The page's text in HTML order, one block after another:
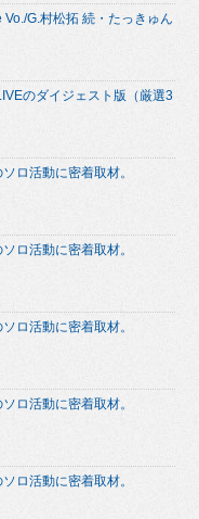
G.村松拓 続・たっきゅん
のダイジェスト版（厳選3
ロ活動に密着取材。
ロ活動に密着取材。
ロ活動に密着取材。
ロ活動に密着取材。
ロ活動に密着取材。